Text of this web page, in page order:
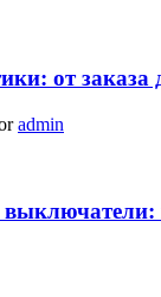
от заказа
admin